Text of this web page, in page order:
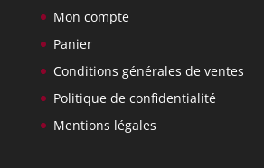
Mon compte
Panier
Conditions générales de ventes
Politique de confidentialité
Mentions légales